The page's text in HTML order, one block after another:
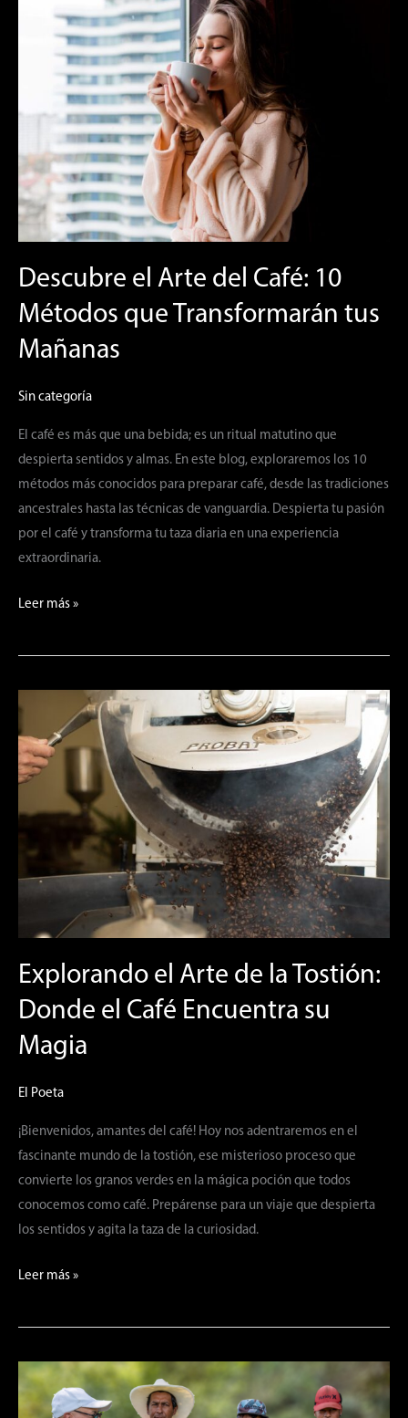
Descubre el Arte del Café: 10
Métodos que Transformarán tus
Mañanas
Sin categoría
El café es más que una bebida; es un ritual matutino que
despierta sentidos y almas. En este blog, exploraremos los 10
métodos más conocidos para preparar café, desde las tradiciones
ancestrales hasta las técnicas de vanguardia. Despierta tu pasión
por el café y transforma tu taza diaria en una experiencia
extraordinaria.
Métodos
que
Transformarán
tus
Leer más »
Explorando el Arte de la Tostión:
Donde el Café Encuentra su
Magia
El Poeta
¡Bienvenidos, amantes del café! Hoy nos adentraremos en el
fascinante mundo de la tostión, ese misterioso proceso que
convierte los granos verdes en la mágica poción que todos
conocemos como café. Prepárense para un viaje que despierta
los sentidos y agita la taza de la curiosidad.
Arte
de
Donde
Encuentra
Magia
Leer más »
Descubriendo